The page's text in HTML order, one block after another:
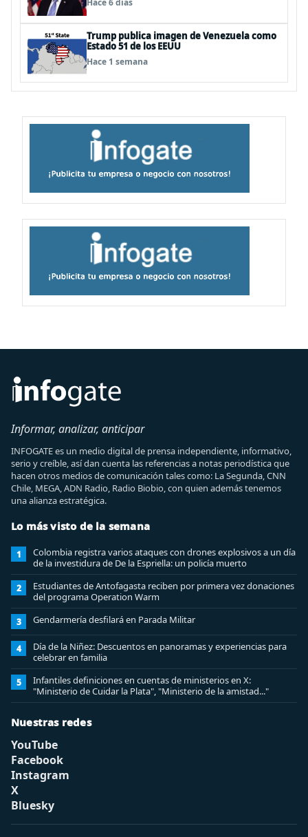
Hace 6 días
Trump publica imagen de Venezuela como
Estado 51 de los EEUU
Hace 1 semana
Informar, analizar, anticipar
INFOGATE es un medio digital de prensa independiente, informativo,
serio y creíble, así dan cuenta las referencias a notas periodística que
hacen otros medios de comunicación tales como: La Segunda, CNN
Chile, MEGA, ADN Radio, Radio Biobio, con quien además tenemos
una alianza estratégica.
Lo más visto de la semana
1
Colombia registra varios ataques con drones explosivos a un día
de la investidura de De la Espriella: un policía muerto
2
Estudiantes de Antofagasta reciben por primera vez donaciones
del programa Operation Warm
3 Gendarmería desfilará en Parada Militar
4
Día de la Niñez: Descuentos en panoramas y experiencias para
celebrar en familia
5
Infantiles definiciones en cuentas de ministerios en X:
"Ministerio de Cuidar la Plata", "Ministerio de la amistad..."
Nuestras redes
YouTube
Facebook
Instagram
X
Bluesky